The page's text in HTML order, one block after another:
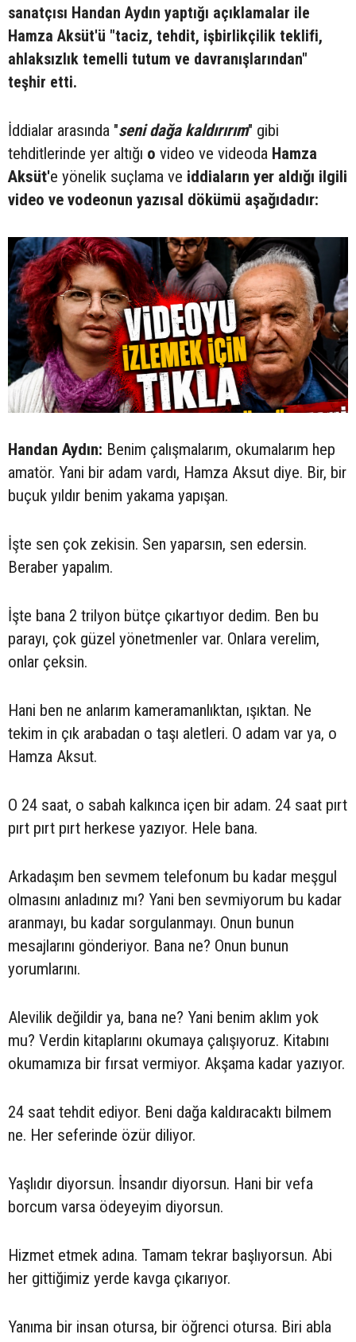
sanatçısı Handan Aydın yaptığı açıklamalar ile
Hamza Aksüt'ü "taciz, tehdit, işbirlikçilik teklifi,
ahlaksızlık temelli tutum ve davranışlarından"
teşhir etti.
İddialar arasında "seni dağa kaldırırım" gibi
tehditlerinde yer altığı o video ve videoda Hamza
Aksüt'e yönelik suçlama ve iddiaların yer aldığı ilgili
video ve vodeonun yazısal dökümü aşağıdadır:
Handan Aydın: Benim çalışmalarım, okumalarım hep
amatör. Yani bir adam vardı, Hamza Aksut diye. Bir, bir
buçuk yıldır benim yakama yapışan.
İşte sen çok zekisin. Sen yaparsın, sen edersin.
Beraber yapalım.
İşte bana 2 trilyon bütçe çıkartıyor dedim. Ben bu
parayı, çok güzel yönetmenler var. Onlara verelim,
onlar çeksin.
Hani ben ne anlarım kameramanlıktan, ışıktan. Ne
tekim in çık arabadan o taşı aletleri. O adam var ya, o
Hamza Aksut.
O 24 saat, o sabah kalkınca içen bir adam. 24 saat pırt
pırt pırt pırt herkese yazıyor. Hele bana.
Arkadaşım ben sevmem telefonum bu kadar meşgul
olmasını anladınız mı? Yani ben sevmiyorum bu kadar
aranmayı, bu kadar sorgulanmayı. Onun bunun
mesajlarını gönderiyor. Bana ne? Onun bunun
yorumlarını.
Alevilik değildir ya, bana ne? Yani benim aklım yok
mu? Verdin kitaplarını okumaya çalışıyoruz. Kitabını
okumamıza bir fırsat vermiyor. Akşama kadar yazıyor.
24 saat tehdit ediyor. Beni dağa kaldıracaktı bilmem
ne. Her seferinde özür diliyor.
Yaşlıdır diyorsun. İnsandır diyorsun. Hani bir vefa
borcum varsa ödeyeyim diyorsun.
Hizmet etmek adına. Tamam tekrar başlıyorsun. Abi
her gittiğimiz yerde kavga çıkarıyor.
Yanıma bir insan otursa, bir öğrenci otursa. Biri abla